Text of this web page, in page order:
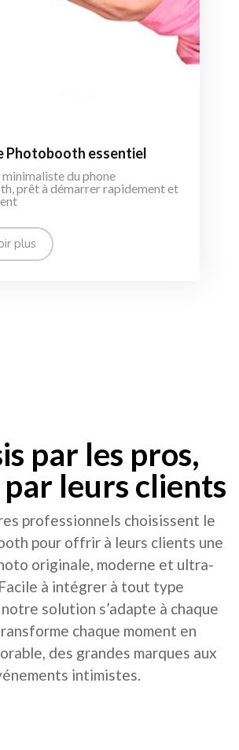
Photobooth essentiel
minimaliste du phone
prêt à démarrer rapidement et
plus
par les pros,
leurs clients
professionnels choisissent le
pour offrir à leurs clients une
originale, moderne et ultra-
à intégrer à tout type
solution s’adapte à chaque
chaque moment en
des grandes marques aux
intimistes.